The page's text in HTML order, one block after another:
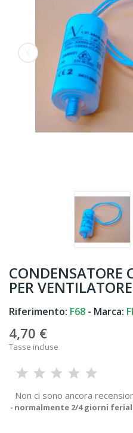
CONDENSATORE
PER
Riferimento: F68 - Marca:
4,70 €
Tasse incluse
Non ci sono ancora
normalmente 2/4 giorni